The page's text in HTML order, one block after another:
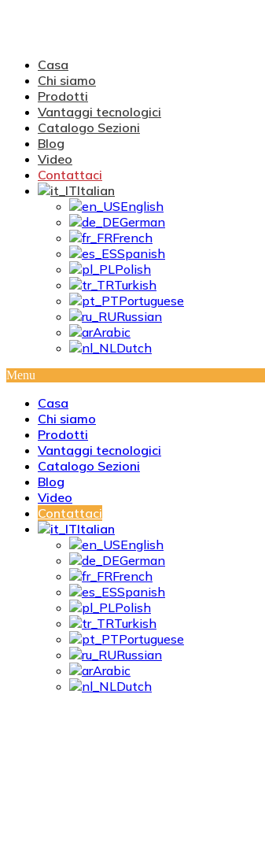
Casa
Chi siamo
Prodotti
Vantaggi tecnologici
Catalogo Sezioni
Blog
Video
Contattaci
Italian
English
German
French
Spanish
Polish
Turkish
Portuguese
Russian
Arabic
Dutch
Menu
Casa
Chi siamo
Prodotti
Vantaggi tecnologici
Catalogo Sezioni
Blog
Video
Contattaci
Italian
English
German
French
Spanish
Polish
Turkish
Portuguese
Russian
Arabic
Dutch